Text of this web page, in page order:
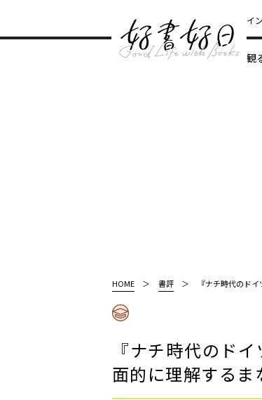
イ
観
HOME 書評 『ナチ時代のド
『ナチ時代のド
面的に理解するま